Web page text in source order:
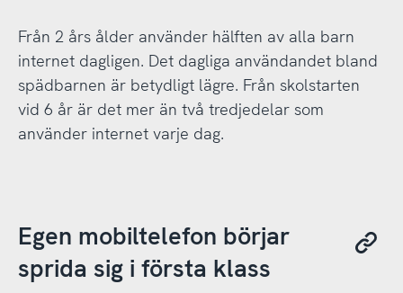
Från 2 års ålder använder hälften av alla barn
internet dagligen. Det dagliga användandet bland
spädbarnen är betydligt lägre. Från skolstarten
vid 6 år är det mer än två tredjedelar som
använder internet varje dag.
Egen mobiltelefon börjar
sprida sig i första klass